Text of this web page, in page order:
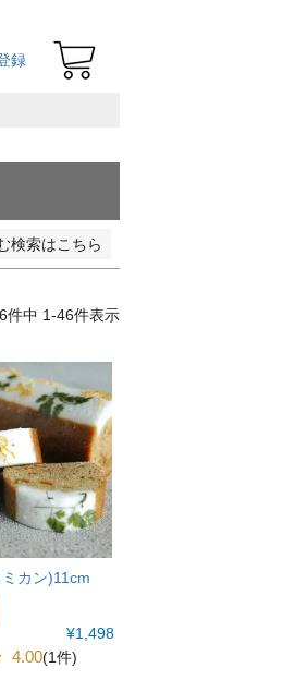
録
検索はこちら
件中 1-46件表示
カン)11cm
¥1,498
4.00(1件)